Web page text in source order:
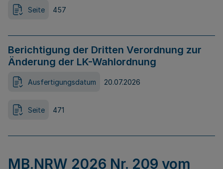
Seite 457
Berichtigung der Dritten Verordnung zur
Änderung der LK-Wahlordnung
Ausfertigungsdatum 20.07.2026
Seite 471
MB.NRW 2026 Nr. 209 vom